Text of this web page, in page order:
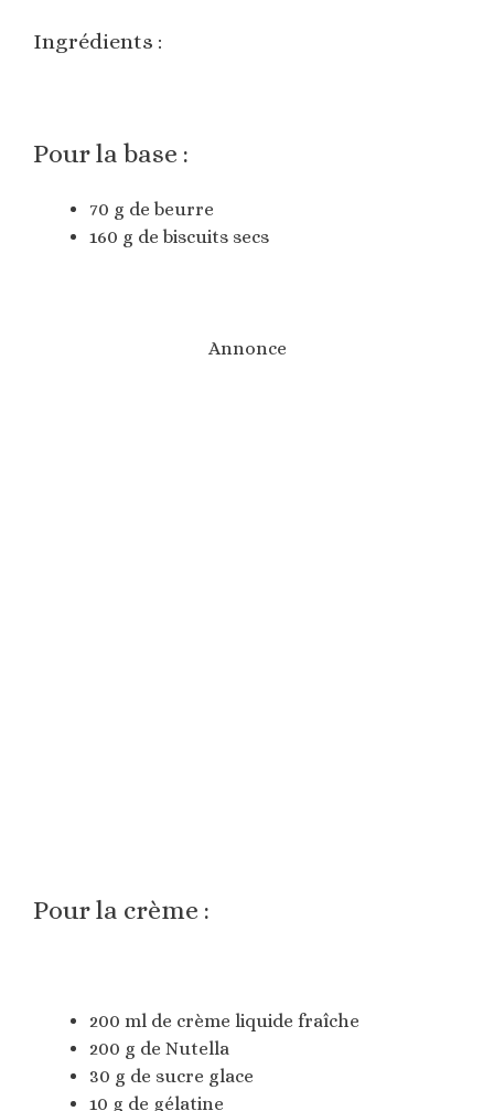
Ingrédients :
Pour la base :
70 g de beurre
160 g de biscuits secs
Annonce
Pour la crème :
200 ml de crème liquide fraîche
200 g de Nutella
30 g de sucre glace
10 g de gélatine